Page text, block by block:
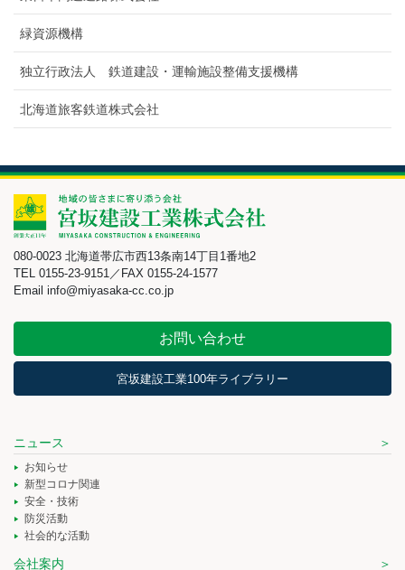
緑資源機構
独立行政法人 鉄道建設・運輸施設整備支援機構
北海道旅客鉄道株式会社
080-0023 北海道帯広市西13条南14丁目1番地2
TEL 0155-23-9151／FAX 0155-24-1577
Email info@miyasaka-cc.co.jp
お問い合わせ
宮坂建設工業100年ライブラリー
ニュース
お知らせ
新型コロナ関連
安全・技術
防災活動
社会的な活動
会社案内